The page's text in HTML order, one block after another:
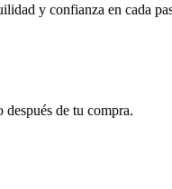
y confianza en cada
de tu compra.